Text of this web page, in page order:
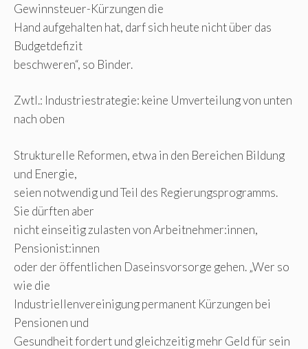
Gewinnsteuer-Kürzungen die
Hand aufgehalten hat, darf sich heute nicht über das
Budgetdefizit
beschweren“, so Binder.
Zwtl.: Industriestrategie: keine Umverteilung von unten
nach oben
Strukturelle Reformen, etwa in den Bereichen Bildung
und Energie,
seien notwendig und Teil des Regierungsprogramms.
Sie dürften aber
nicht einseitig zulasten von Arbeitnehmer:innen,
Pensionist:innen
oder der öffentlichen Daseinsvorsorge gehen. „Wer so
wie die
Industriellenvereinigung permanent Kürzungen bei
Pensionen und
Gesundheit fordert und gleichzeitig mehr Geld für sein